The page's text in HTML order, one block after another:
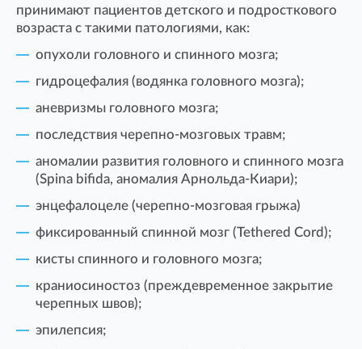
принимают пациентов детского и подросткового
возраста с такими патологиями, как:
опухоли головного и спинного мозга;
гидроцефалия (водянка головного мозга);
аневризмы головного мозга;
последствия черепно-мозговых травм;
аномалии развития головного и спинного мозга
(Spina bifida, аномалия Арнольда-Киари);
энцефалоцеле (черепно-мозговая грыжа)
фиксированный спинной мозг (Tethered Cord);
кисты спинного и головного мозга;
краниосиностоз (преждевременное закрытие
черепных швов);
эпилепсия;